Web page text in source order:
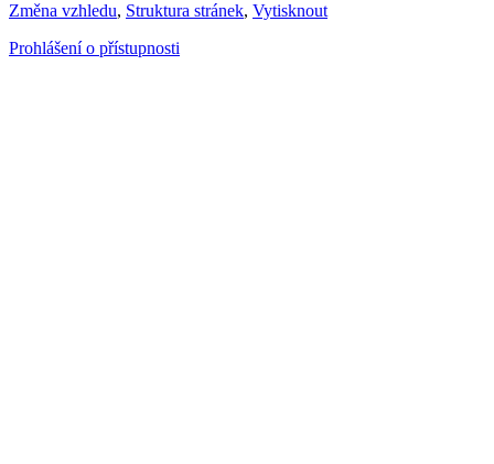
Změna vzhledu, Struktura stránek, Vytisknout
Prohlášení o přístupnosti